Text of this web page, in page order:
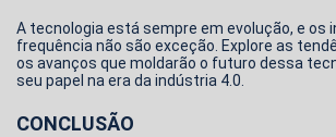
A tecnologia está sempre em evolução, e os
frequência não são exceção. Explore as
os avanços que moldarão o futuro dessa
seu papel na era da indústria 4.0.
CONCLUSÃO